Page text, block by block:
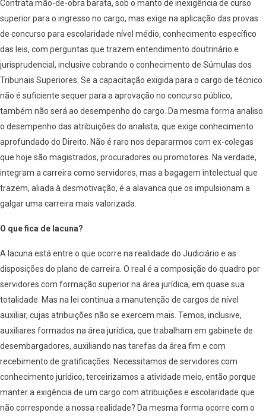
Contrata mão-de-obra barata, sob o manto de inexigência de curso
superior para o ingresso no cargo, mas exige na aplicação das provas
de concurso para escolaridade nível médio, conhecimento específico
das leis, com perguntas que trazem entendimento doutrinário e
jurisprudencial, inclusive cobrando o conhecimento de Súmulas dos
Tribunais Superiores. Se a capacitação exigida para o cargo de técnico
não é suficiente sequer para a aprovação no concurso público,
também não será ao desempenho do cargo. Da mesma forma analiso
o desempenho das atribuições do analista, que exige conhecimento
aprofundado do Direito. Não é raro nos depararmos com ex-colegas
que hoje são magistrados, procuradores ou promotores. Na verdade,
integram a carreira como servidores, mas a bagagem intelectual que
trazem, aliada à desmotivação, é a alavanca que os impulsionam a
galgar uma carreira mais valorizada.
O que fica de lacuna?
A lacuna está entre o que ocorre na realidade do Judiciário e as
disposições do plano de carreira. O real é a composição do quadro por
servidores com formação superior na área jurídica, em quase sua
totalidade. Mas na lei continua a manutenção de cargos de nível
auxiliar, cujas atribuições não se exercem mais. Temos, inclusive,
auxiliares formados na área jurídica, que trabalham em gabinete de
desembargadores, auxiliando nas tarefas da área fim e com
recebimento de gratificações. Necessitamos de servidores com
conhecimento jurídico, terceirizamos a atividade meio, então porque
manter a exigência de um cargo com atribuições e escolaridade que
não corresponde a nossa realidade? Da mesma forma ocorre com o